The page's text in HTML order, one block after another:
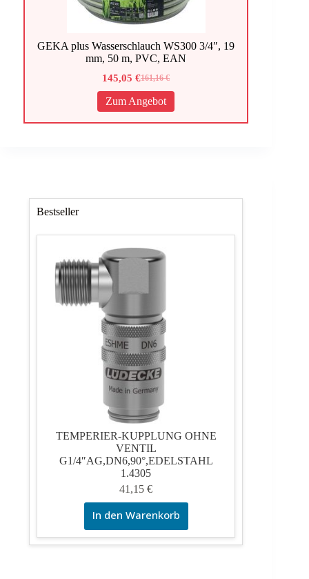
GEKA plus Wasserschlauch WS300 3/4″, 19
mm, 50 m, PVC, EAN
161,16€
Ursprünglicher
Preis
war:
161,16 €
145,05€
Aktueller
Preis
ist:
145,05 €.
Zum Angebot
Bestseller
TEMPERIER-KUPPLUNG OHNE
VENTIL
G1/4″AG,DN6,90°,EDELSTAHL
1.4305
41,15€
In den Warenkorb